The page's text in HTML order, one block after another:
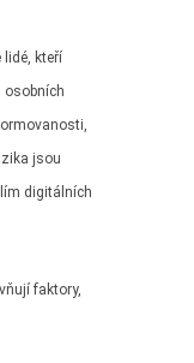
lidé, kteří
osobních
jsou
digitálních
faktory,